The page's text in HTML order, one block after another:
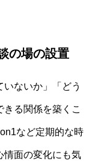
の場の設置
ないか」「どう
る関係を築くこ
など定期的な時
情面の変化にも気